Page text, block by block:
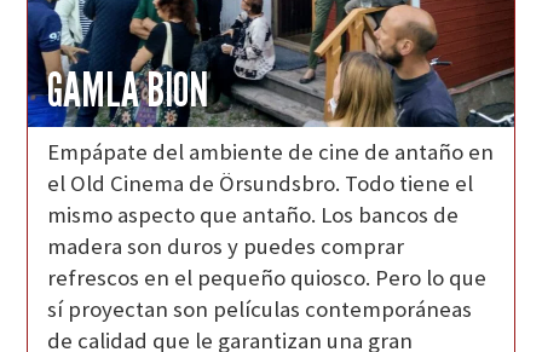
GAMLA BION
Empápate del ambiente de cine de antaño en
el Old Cinema de Örsundsbro. Todo tiene el
mismo aspecto que antaño. Los bancos de
madera son duros y puedes comprar
refrescos en el pequeño quiosco. Pero lo que
sí proyectan son películas contemporáneas
de calidad que le garantizan una gran